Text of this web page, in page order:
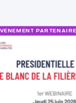
PARTENAIRE